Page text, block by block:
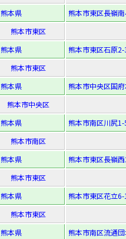
熊本県
熊本市東区長嶺
熊本市東区
熊本県
熊本市東区石原
熊本市東区
熊本県
熊本市中央区国
熊本市中央区
熊本県
熊本市南区川尻
熊本市南区
熊本県
熊本市東区長嶺
熊本市東区
熊本県
熊本市東区花立
熊本市東区
熊本県
熊本市南区流通